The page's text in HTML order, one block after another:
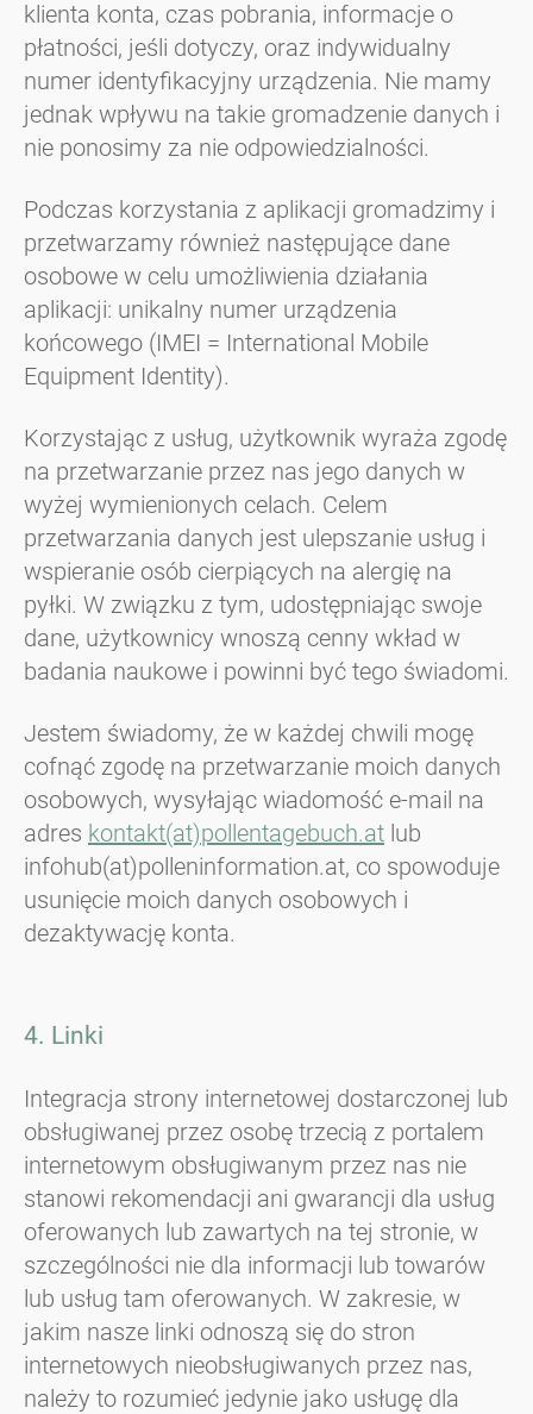
klienta konta, czas pobrania, informacje o
płatności, jeśli dotyczy, oraz indywidualny
numer identyfikacyjny urządzenia. Nie mamy
jednak wpływu na takie gromadzenie danych i
nie ponosimy za nie odpowiedzialności.
Podczas korzystania z aplikacji gromadzimy i
przetwarzamy również następujące dane
osobowe w celu umożliwienia działania
aplikacji: unikalny numer urządzenia
końcowego (IMEI = International Mobile
Equipment Identity).
Korzystając z usług, użytkownik wyraża zgodę
na przetwarzanie przez nas jego danych w
wyżej wymienionych celach. Celem
przetwarzania danych jest ulepszanie usług i
wspieranie osób cierpiących na alergię na
pyłki. W związku z tym, udostępniając swoje
dane, użytkownicy wnoszą cenny wkład w
badania naukowe i powinni być tego świadomi.
Jestem świadomy, że w każdej chwili mogę
cofnąć zgodę na przetwarzanie moich danych
osobowych, wysyłając wiadomość e-mail na
adres kontakt(at)pollentagebuch.at lub
infohub(at)polleninformation.at, co spowoduje
usunięcie moich danych osobowych i
dezaktywację konta.
4. Linki
Integracja strony internetowej dostarczonej lub
obsługiwanej przez osobę trzecią z portalem
internetowym obsługiwanym przez nas nie
stanowi rekomendacji ani gwarancji dla usług
oferowanych lub zawartych na tej stronie, w
szczególności nie dla informacji lub towarów
lub usług tam oferowanych. W zakresie, w
jakim nasze linki odnoszą się do stron
internetowych nieobsługiwanych przez nas,
należy to rozumieć jedynie jako usługę dla